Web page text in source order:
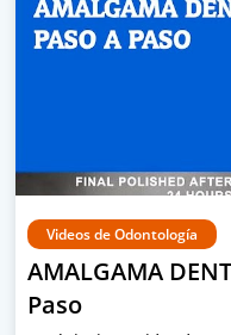
Videos de Odontología
AMALGAMA
Paso